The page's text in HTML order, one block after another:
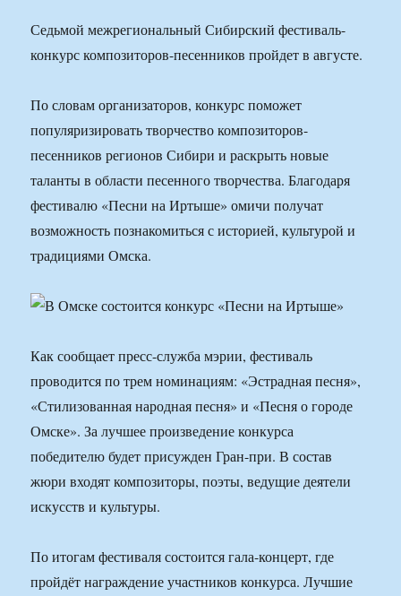
Седьмой межрегиональный Сибирский фестиваль-
конкурс композиторов-песенников пройдет в августе.
По словам организаторов, конкурс поможет
популяризировать творчество композиторов-
песенников регионов Сибири и раскрыть новые
таланты в области песенного творчества. Благодаря
фестивалю «Песни на Иртыше» омичи получат
возможность познакомиться с историей, культурой и
традициями Омска.
Как сообщает пресс-служба мэрии, фестиваль
проводится по трем номинациям: «Эстрадная песня»,
«Стилизованная народная песня» и «Песня о городе
Омске». За лучшее произведение конкурса
победителю будет присужден Гран-при. В состав
жюри входят композиторы, поэты, ведущие деятели
искусств и культуры.
По итогам фестиваля состоится гала-концерт, где
пройдёт награждение участников конкурса. Лучшие